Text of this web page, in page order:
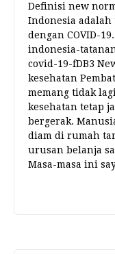
Definisi new
Indonesia
dengan COVID-
indonesia-
covid-19-fDB3
kesehatan
memang tidak
kesehatan tetap
bergerak.
diam di rumah
urusan belanja
Masa-masa ini